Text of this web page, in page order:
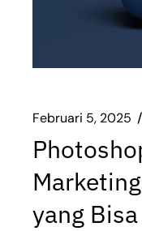
Februari 5, 2025
yang